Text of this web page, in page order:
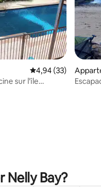
Note moyenne de
4,94 (33)
sur l'île
Nelly Bay?